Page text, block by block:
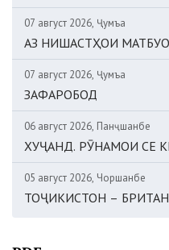
07 август 2026, Ҷумъа
АЗ НИШАСТҲОИ
07 август 2026, Ҷумъа
ЗАФАРОБОД
06 август 2026, Панҷшанбе
ХУҶАНД. РӮНАМОИ СЕ
05 август 2026, Чоршанбе
ТОҶИКИСТОН –